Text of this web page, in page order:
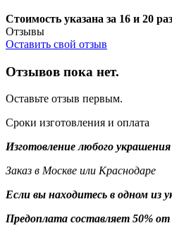
Стоимость указана за 16 и 20
Отзывы
Оставить свой отзыв
Отзывов пока нет.
Оставьте отзыв первым.
Сроки изготовления и оплата
Изготовление любого
Заказ в Москве или Краснодаре
Если вы находитесь в одном из
Предоплата составляет 50%